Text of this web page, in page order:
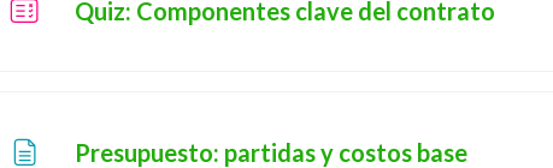
Quiz: Componentes clave del contrato
Presupuesto: partidas y costos basePage